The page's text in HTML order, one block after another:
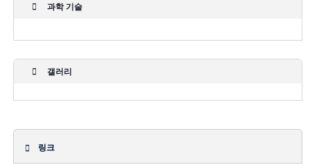
과학 기술
갤러리
링크